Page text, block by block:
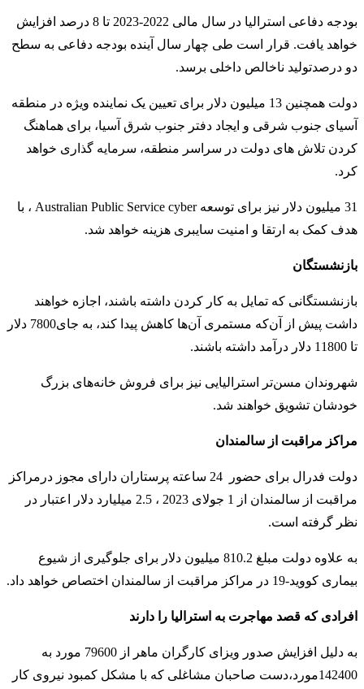
بودجه دفاعی استرالیا در سال مالی 2022-2023 تا 8 درصد افزایش
خواهد یافت. قرار است طی چهار سال آینده بودجه دفاعی به سطح
دو درصدتولید ناخالص داخلی برسد.
دولت همچنین 13 میلیون دلار برای تعیین یک نماینده ویژه در منطقه
آسیای جنوب شرقی و ایجاد دفتر جنوب شرق آسیا، برای هماهنگ
کردن تلاش های دولت در سراسر منطقه، سرمایه گذاری خواهد
کرد.
31 میلیون دلار نیز برای توسعه Australian Public Service cyber ، با
هدف کمک به ارتقا و امنیت سایبری هزینه خواهد شد.
بازنشستگان
بازنشستگانی که تمایل به کار کردن داشته باشند، اجازه خواهند
داشت پیش از آن‌که مستمری آن‌ها کاهش پیدا کند، به جای7800 دلار
تا 11800 دلار درآمد داشته باشند.
شهروندان مسن‌تر استرالیایی نیز برای فروش خانه‌های بزرگ
خودشان تشویق خواهند شد.
مراکز مراقبت از سالمندان
دولت فدرال برای حضور 24 ساعته پرستاران دارای مجوز درمراکز
مراقبت از سالمندان از 1 جولای 2023 ، 2.5 میلیارد دلار اعتبار در
نظر گرفته است.
به علاوه دولت مبلغ 810.2 میلیون دلار برای جلوگیری از شیوع
بیماری کووید-19 در مراکز مراقبت از سالمندان اختصاص خواهد داد.
افرادی که قصد مهاجرت به استرالیا را دارند
به دلیل افزایش صدور ویزای کارگران ماهر از 79600 مورد به
142400مورد،دست صاحبان مشاغلی که با مشکل کمبود نیروی کار